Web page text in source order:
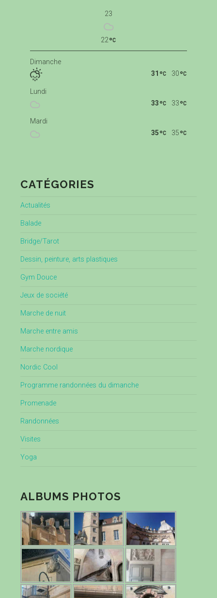
23
22
Dimanche
30
31
Lundi
33
33
Mardi
35
35
CATÉGORIES
Actualités
Balade
Bridge/Tarot
Dessin, peinture, arts plastiques
Gym Douce
Jeux de société
Marche de nuit
Marche entre amis
Marche nordique
Nordic Cool
Programme randonnées du dimanche
Promenade
Randonnées
Visites
Yoga
ALBUMS PHOTOS